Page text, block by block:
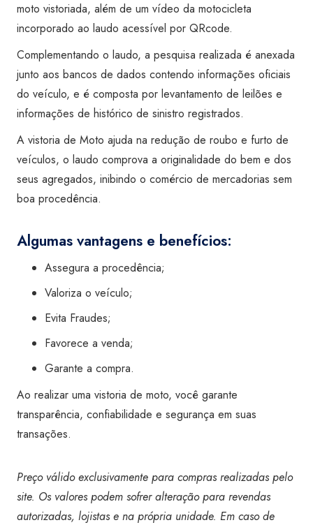
moto vistoriada, além de um vídeo da motocicleta
incorporado ao laudo acessível por QRcode.
Complementando o laudo, a pesquisa realizada é anexada
junto aos bancos de dados contendo informações oficiais
do veículo, e é composta por levantamento de leilões e
informações de histórico de sinistro registrados.
A vistoria de Moto ajuda na redução de roubo e furto de
veículos, o laudo comprova a originalidade do bem e dos
seus agregados, inibindo o comércio de mercadorias sem
boa procedência.
Algumas vantagens e benefícios:
Assegura a procedência;
Valoriza o veículo;
Evita Fraudes;
Favorece a venda;
Garante a compra.
Ao realizar uma vistoria de moto, você garante
transparência, confiabilidade e segurança em suas
transações.
Preço válido exclusivamente para compras realizadas pelo
site. Os valores podem sofrer alteração para revendas
autorizadas, lojistas e na própria unidade. Em caso de